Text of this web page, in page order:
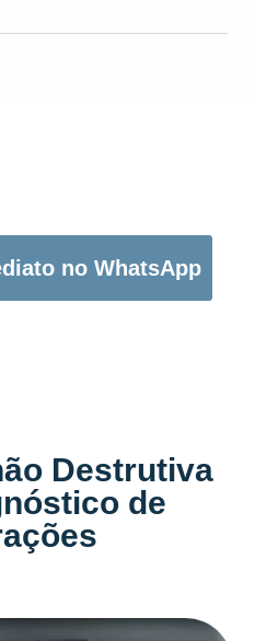
no WhatsApp
Destrutiva
de